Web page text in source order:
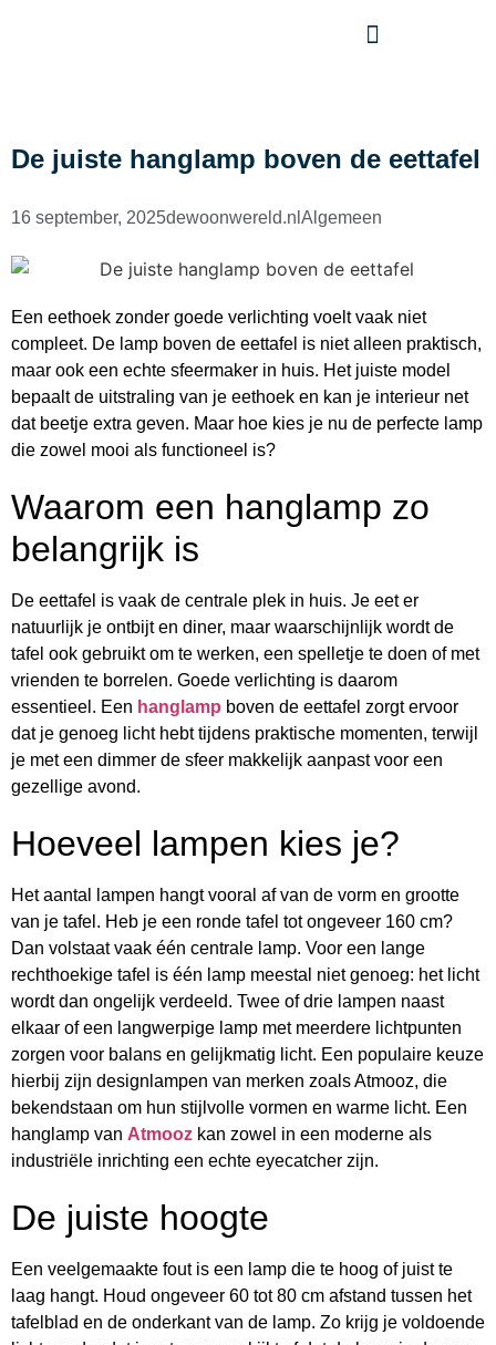
De juiste hanglamp boven de eettafel
16 september, 2025dewoonwereld.nl Algemeen
Een eethoek zonder goede verlichting voelt vaak niet
compleet. De lamp boven de eettafel is niet alleen praktisch,
maar ook een echte sfeermaker in huis. Het juiste model
bepaalt de uitstraling van je eethoek en kan je interieur net
dat beetje extra geven. Maar hoe kies je nu de perfecte lamp
die zowel mooi als functioneel is?
Waarom een hanglamp zo
belangrijk is
De eettafel is vaak de centrale plek in huis. Je eet er
natuurlijk je ontbijt en diner, maar waarschijnlijk wordt de
tafel ook gebruikt om te werken, een spelletje te doen of met
vrienden te borrelen. Goede verlichting is daarom
essentieel. Een hanglamp boven de eettafel zorgt ervoor
dat je genoeg licht hebt tijdens praktische momenten, terwijl
je met een dimmer de sfeer makkelijk aanpast voor een
gezellige avond.
Hoeveel lampen kies je?
Het aantal lampen hangt vooral af van de vorm en grootte
van je tafel. Heb je een ronde tafel tot ongeveer 160 cm?
Dan volstaat vaak één centrale lamp. Voor een lange
rechthoekige tafel is één lamp meestal niet genoeg: het licht
wordt dan ongelijk verdeeld. Twee of drie lampen naast
elkaar of een langwerpige lamp met meerdere lichtpunten
zorgen voor balans en gelijkmatig licht. Een populaire keuze
hierbij zijn designlampen van merken zoals Atmooz, die
bekendstaan om hun stijlvolle vormen en warme licht. Een
hanglamp van Atmooz kan zowel in een moderne als
industriële inrichting een echte eyecatcher zijn.
De juiste hoogte
Een veelgemaakte fout is een lamp die te hoog of juist te
laag hangt. Houd ongeveer 60 tot 80 cm afstand tussen het
tafelblad en de onderkant van de lamp. Zo krijg je voldoende